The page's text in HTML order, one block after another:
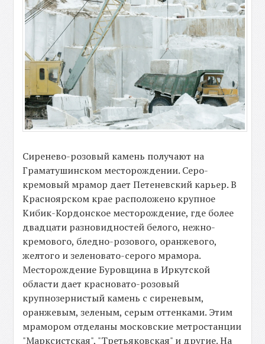
Сиренево-розовый камень получают на
Граматушинском месторождении. Серо-
кремовый мрамор дает Петеневский карьер. В
Красноярском крае расположено крупное
Кибик-Кордонское месторождение, где более
двадцати разновидностей белого, нежно-
кремового, бледно-розового, оранжевого,
желтого и зеленовато-серого мрамора.
Месторождение Буровщина в Иркутской
области дает красновато-розовый
крупнозернистый камень с сиреневым,
оранжевым, зеленым, серым оттенками. Этим
мрамором отделаны московские метростанции
"Марксистская", "Третьяковская" и другие. На